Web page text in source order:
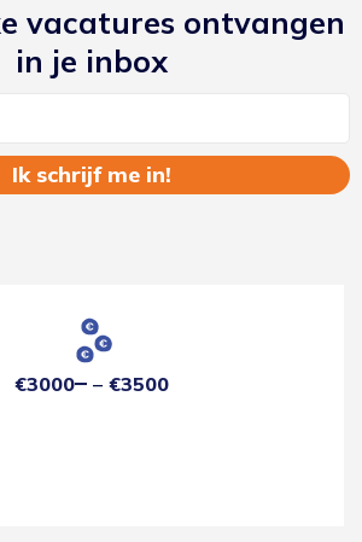
vacatures ontvangen
in je inbox
€3000 €3500